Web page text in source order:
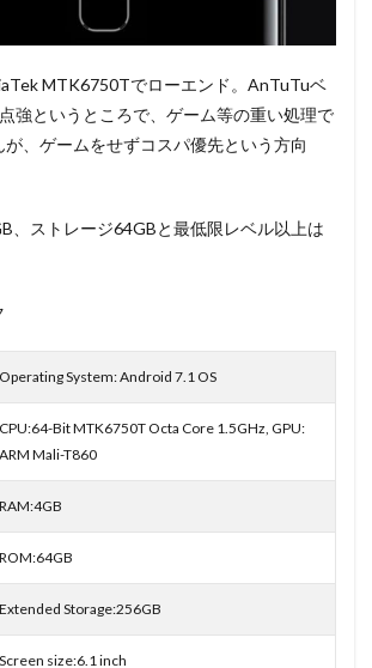
MTK6750Tでローエンド。AnTuTuベ
強というところで、ゲーム等の重い処理で
、ゲームをせずコスパ優先という方向
、ストレージ64GBと最低限レベル以上は
Operating System: Android 7.1 OS
CPU:64-Bit MTK6750T Octa Core 1.5GHz, GPU:
ARM Mali-T860
RAM:4GB
ROM:64GB
Extended Storage:256GB
Screen size:6.1 inch